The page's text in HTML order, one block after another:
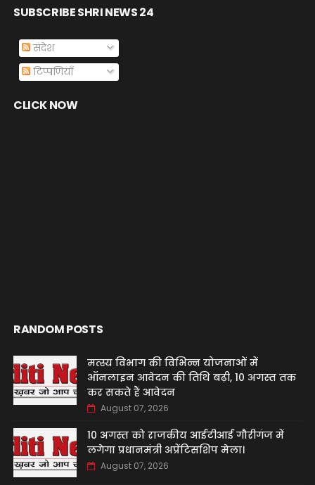
SUBSCRIBE SHRI NEWS 24
संदेश
टिप्पणियाँ
CLICK NOW
RANDOM POSTS
मत्स्य विभाग की विभिन्न योजनाओं में
ऑनलाइन आवेदन की तिथि बढ़ी, 10 अगस्त तक
कर सकते हैं आवेदन
August 07, 2026
10 अगस्त को राजकीय आईटीआई गौरीगंज में
लगेगा प्रधानमंत्री अप्रेंटिसशिप मेला।
August 07, 2026